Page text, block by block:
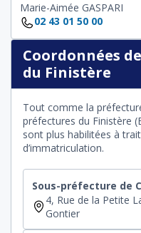
Marie-Aimée GASPARI
02 43 01 50 00
Coordonnées
du Finistère
Tout comme la
préfectures du Finistère
sont plus habilitées à
d’immatriculation.
Sous-préfecture de
4, Rue de la Petite
Gontier